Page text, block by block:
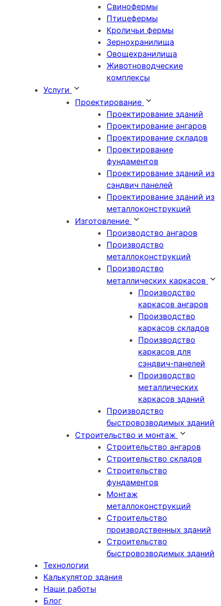
Свинофермы
Птицефермы
Кроличьи фермы
Зернохранилища
Овощехранилища
Животноводческие
комплексы
Услуги
Проектирование
Проектирование зданий
Проектирование ангаров
Проектирование складов
Проектирование
фундаментов
Проектирование зданий из
сэндвич панелей
Проектирование зданий из
металлоконструкций
Изготовление
Производство ангаров
Производство
металлоконструкций
Производство
металлических каркасов
Производство
каркасов ангаров
Производство
каркасов складов
Производство
каркасов для
сэндвич-панелей
Производство
металлических
каркасов зданий
Производство
быстровозводимых зданий
Строительство и монтаж
Строительство ангаров
Строительство складов
Строительство
фундаментов
Монтаж
металлоконструкций
Cтроительство
производственных зданий
Строительство
быстровозводимых зданий
Технологии
Калькулятор здания
Наши работы
Блог